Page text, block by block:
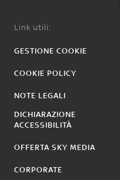
Link utili:
GESTIONE COOKIE
COOKIE POLICY
NOTE LEGALI
DICHIARAZIONE
ACCESSIBILITÀ
OFFERTA SKY MEDIA
CORPORATE